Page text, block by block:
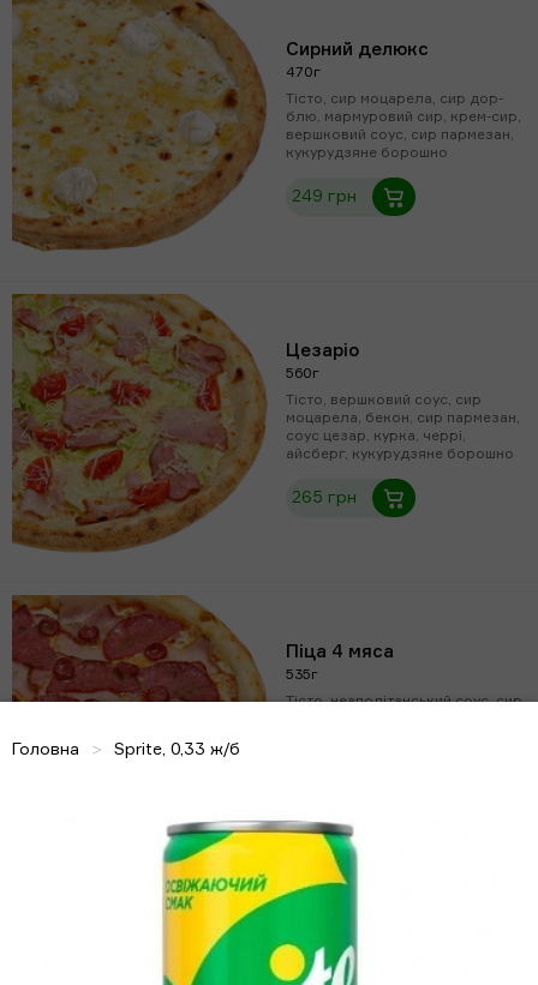
Головна Sprite, 0,33 ж/б
Сирний делюкс
470г
Тісто, сир моцарела, сир дор-
блю, мармуровий сир, крем-сир,
вершковий соус, сир пармезан,
кукурудзяне борошно
249 грн
Цезаріо
560г
Тісто, вершковий соус, сир
моцарела, бекон, сир пармезан,
соус цезар, курка, черрі,
айсберг, кукурудзяне борошно
265 грн
Піца 4 мяса
535г
Тісто, неаполітанський соус, сир
Грибна
475г